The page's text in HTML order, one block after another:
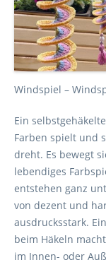
Windspiel –
Ein
Farben spielt und
dreht. Es bewegt
lebendiges
entstehen ganz
von dezent und
ausdrucksstark.
beim Häkeln
im Innen- oder